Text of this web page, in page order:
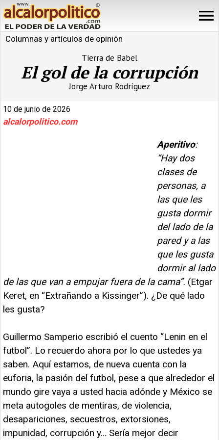
Columnas y artículos de opinión
Tierra de Babel
El gol de la corrupción
Jorge Arturo Rodríguez
10 de junio de 2026
alcalorpolitico.com
Aperitivo:
“Hay dos
clases de
personas, a
las que les
gusta dormir
del lado de la
pared y a las
que les gusta
dormir al lado
de las que van a empujar fuera de la cama”. (Etgar
Keret, en “Extrañando a Kissinger”). ¿De qué lado
les gusta?
Guillermo Samperio escribió el cuento “Lenin en el
futbol”. Lo recuerdo ahora por lo que ustedes ya
saben. Aquí estamos, de nueva cuenta con la
euforia, la pasión del futbol, pese a que alrededor el
mundo gire vaya a usted hacia adónde y México se
meta autogoles de mentiras, de violencia,
desapariciones, secuestros, extorsiones,
impunidad, corrupción y... Sería mejor decir